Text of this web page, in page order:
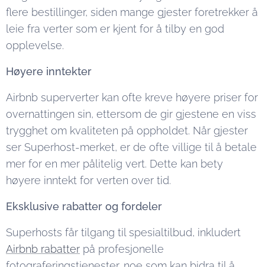
flere bestillinger, siden mange gjester foretrekker å
leie fra verter som er kjent for å tilby en god
opplevelse.
Høyere inntekter
Airbnb superverter kan ofte kreve høyere priser for
overnattingen sin, ettersom de gir gjestene en viss
trygghet om kvaliteten på oppholdet. Når gjester
ser Superhost-merket, er de ofte villige til å betale
mer for en mer pålitelig vert. Dette kan bety
høyere inntekt for verten over tid.
Eksklusive rabatter og fordeler
Superhosts får tilgang til spesialtilbud, inkludert
Airbnb rabatter på profesjonelle